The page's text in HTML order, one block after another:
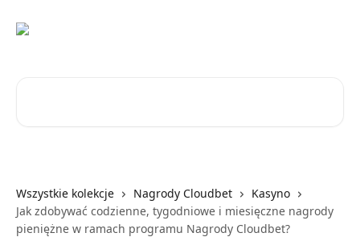
Wszystkie kolekcje Nagrody Cloudbet
Kasyno
Jak zdobywać codzienne, tygodniowe i miesięczne nagrody
pieniężne w ramach programu Nagrody Cloudbet?